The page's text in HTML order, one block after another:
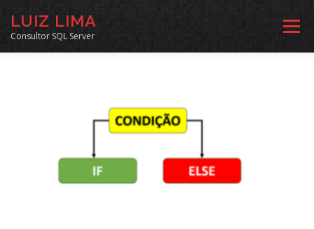
LUIZ LIMA
Consultor SQL Server
Menu
ARQUIVO LINKS COMUNIDADE
CONTATO